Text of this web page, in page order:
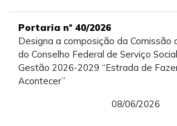
Portaria nº 40/2026
Designa a composição da Comissão
do Conselho Federal de Serviço
Gestão 2026-2029 “Estrada de
Acontecer”
08/06/2026